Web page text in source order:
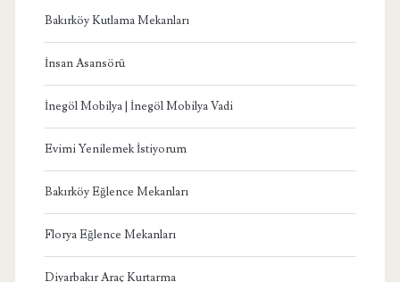
Bakırköy Kutlama Mekanları
İnsan Asansörü
İnegöl Mobilya | İnegöl Mobilya Vadi
Evimi Yenilemek İstiyorum
Bakırköy Eğlence Mekanları
Florya Eğlence Mekanları
Diyarbakır Araç Kurtarma